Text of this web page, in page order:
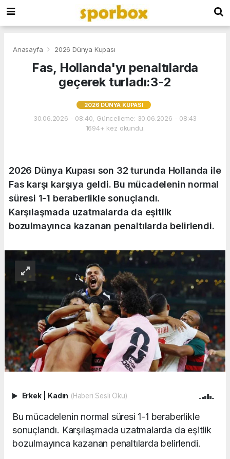
Anasayfa 2026 Dünya Kupası
Fas, Hollanda'yı penaltılarda
geçerek turladı:3-2
2026 DÜNYA KUPASI
30.06.2026 - 08:40, Güncelleme: 30.06.2026 - 08:43
1694+ kez okundu.
2026 Dünya Kupası son 32 turunda Hollanda ile
Fas karşı karşıya geldi. Bu mücadelenin normal
süresi 1-1 beraberlikle sonuçlandı.
Karşılaşmada uzatmalarda da eşitlik
bozulmayınca kazanan penaltılarda belirlendi.
Erkek Kadın (Haberi Sesli Oku)
Bu mücadelenin normal süresi 1-1 beraberlikle
sonuçlandı. Karşılaşmada uzatmalarda da eşitlik
bozulmayınca kazanan penaltılarda belirlendi.